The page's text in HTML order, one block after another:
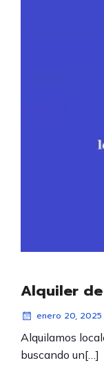
Alquiler
enero 20, 2025
Alquilamos
buscando un[…]